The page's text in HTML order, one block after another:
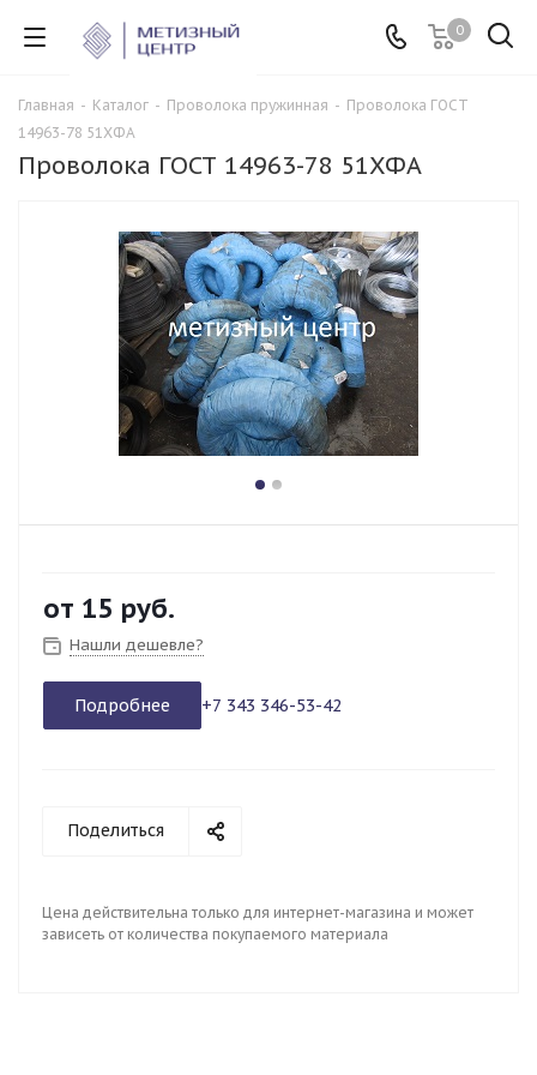
0
Главная - Каталог - Проволока пружинная - Проволока ГОСТ
14963-78 51ХФА
Проволока ГОСТ 14963-78 51ХФА
от 15 руб.
Нашли дешевле?
Подробнее +7 343 346-53-42
Поделиться
Цена действительна только для интернет-магазина и может
зависеть от количества покупаемого материала